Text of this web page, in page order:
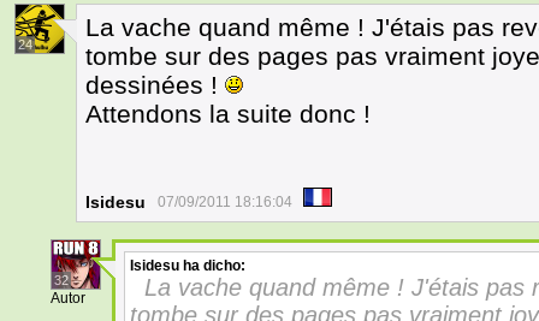
24
La vache quand même ! J'étais pas
tombe sur des pages pas vraiment
dessinées !
Attendons la suite donc !
Isidesu 07/09/2011 18:16:04
32
Autor
Isidesu ha dicho:
La vache quand même ! J'étais pas
tombe sur des pages pas vraiment